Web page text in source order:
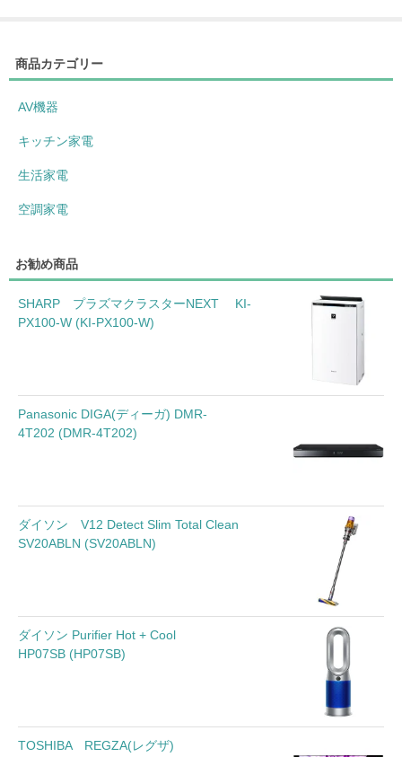
商品カテゴリー
AV機器
キッチン家電
生活家電
空調家電
お勧め商品
SHARP プラズマクラスターNEXT KI-
PX100-W (KI-PX100-W)
Panasonic DIGA(ディーガ) DMR-
4T202 (DMR-4T202)
ダイソン V12 Detect Slim Total Clean
SV20ABLN (SV20ABLN)
ダイソン Purifier Hot + Cool
HP07SB (HP07SB)
TOSHIBA REGZA(レグザ)